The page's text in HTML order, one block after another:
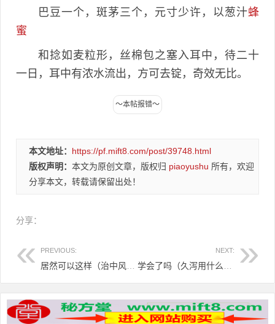
巴豆一个，斑茅三个，元寸少许，以葱汁蜂
蜜
和捻如麦粒形，丝棉包之塞入耳中，待二十
一日，耳中有浓水流出，方可去锭，奇效无比。
本文地址： https://pf.mift8.com/post/39748.html
版权声明： 本文为原创文章，版权归 piaoyushu 所有，欢迎
分享本文，转载请保留出处！
分享：
PREVIOUS: NEXT: